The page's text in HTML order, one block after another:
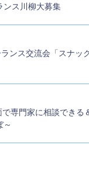
ンス川柳大募集
ランス交流会「スナッ
専門家に相談できる
～